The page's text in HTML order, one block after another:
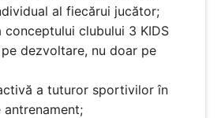
al fiecărui jucător;
conceptului clubului 3 KIDS
dezvoltare, nu doar pe
a tuturor sportivilor în